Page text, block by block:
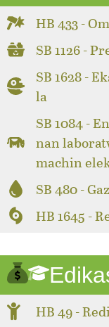
HB 433 -
SB 1126 -
SB 1628 -
la
SB 1084 -
nan
machin
SB 480 -
HB 1645 -
HB 49 -